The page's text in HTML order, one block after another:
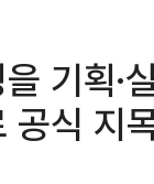
기획·
공식 지